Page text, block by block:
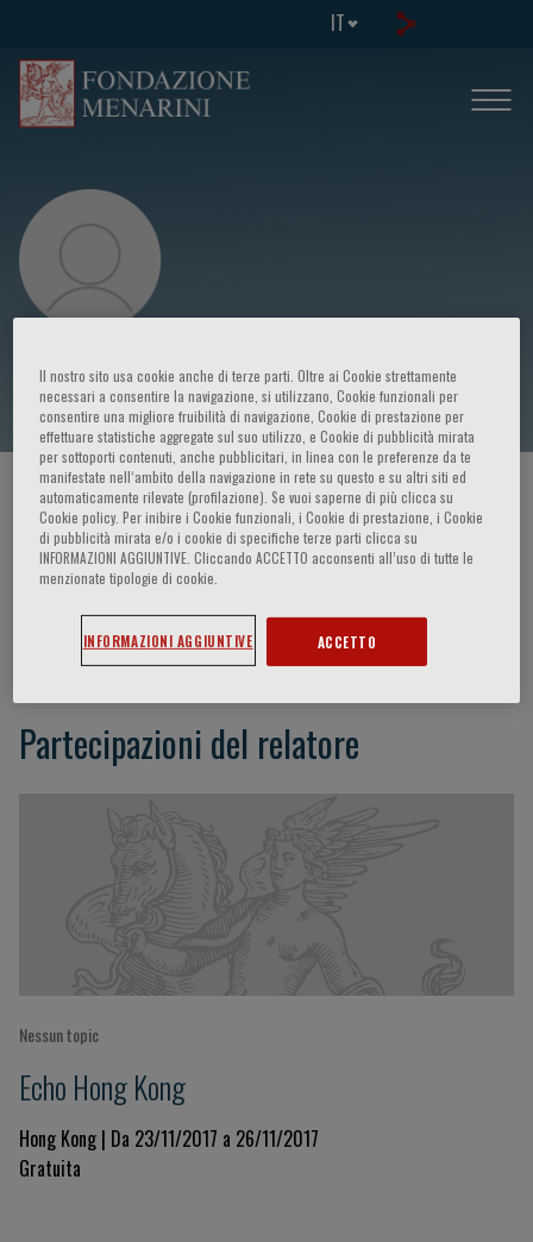
IT
Sanghyun Lee
HOME PAGE / CORSI ED EVENTI / RELATORE
Sanghyun Lee
Partecipazioni del relatore
Nessun topic
Echo Hong Kong
Hong Kong | Da 23/11/2017 a 26/11/2017
Gratuita
Il nostro sito usa cookie anche di terze parti. Oltre ai Cookie strettamente
necessari a consentire la navigazione, si utilizzano, Cookie funzionali per
consentire una migliore fruibilità di navigazione, Cookie di prestazione per
effettuare statistiche aggregate sul suo utilizzo, e Cookie di pubblicità mirata
per sottoporti contenuti, anche pubblicitari, in linea con le preferenze da te
manifestate nell‘ambito della navigazione in rete su questo e su altri siti ed
automaticamente rilevate (profilazione). Se vuoi saperne di più clicca su
Cookie policy. Per inibire i Cookie funzionali, i Cookie di prestazione, i Cookie
di pubblicità mirata e/o i cookie di specifiche terze parti clicca su
INFORMAZIONI AGGIUNTIVE. Cliccando ACCETTO acconsenti all’uso di tutte le
menzionate tipologie di cookie.
INFORMAZIONI AGGIUNTIVE ACCETTO